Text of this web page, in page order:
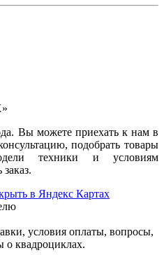
Вы можете приехать к нам в
подобрать товары
техники и условиям
в Яндекс Картах
условия оплаты, вопросы,
о квадроциклах.